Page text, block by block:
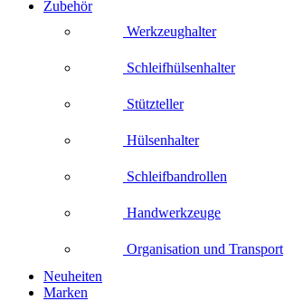
Zubehör
Werkzeughalter
Schleifhülsenhalter
Stützteller
Hülsenhalter
Schleifbandrollen
Handwerkzeuge
Organisation und Transport
Neuheiten
Marken